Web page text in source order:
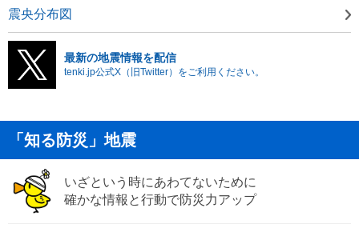
震央分布図
最新の地震情報を配信
tenki.jp公式X（旧Twitter）をご利用ください。
「知る防災」地震
いざという時にあわてないために
確かな情報と行動で防災力アップ